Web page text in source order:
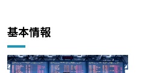
基本情報